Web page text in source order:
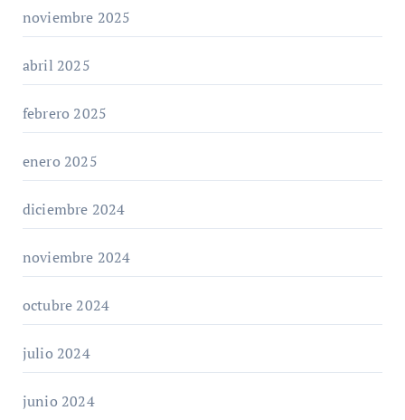
noviembre 2025
abril 2025
febrero 2025
enero 2025
diciembre 2024
noviembre 2024
octubre 2024
julio 2024
junio 2024